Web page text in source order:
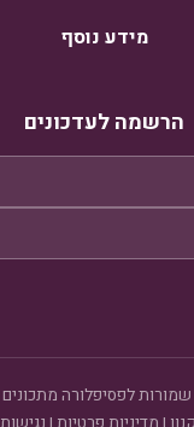
מידע נוסף
הרשמה לעדכונים
לפסיפלורה מתכונים ©